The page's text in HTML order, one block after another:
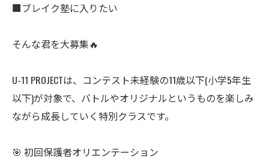
■ブレイク塾に入りたい
そんな君を大募集🔥
U-11 PROJECTは、コンテスト未経験の11歳以下(小学5年生
以下)が対象で、バトルやオリジナルというものを楽しみ
ながら成長していく特別クラスです。
🎯 初回保護者オリエンテーション